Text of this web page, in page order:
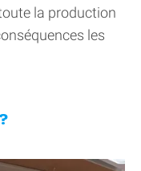
la production
les